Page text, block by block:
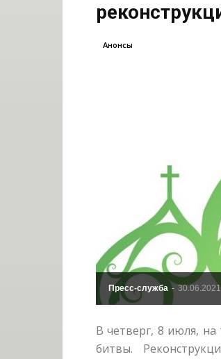
Пресс-служба - 30.06.2021
Анонсы
В четверг, 8 июля, на
битвы.